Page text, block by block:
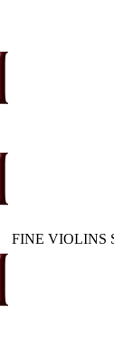
FINE VIOLINS